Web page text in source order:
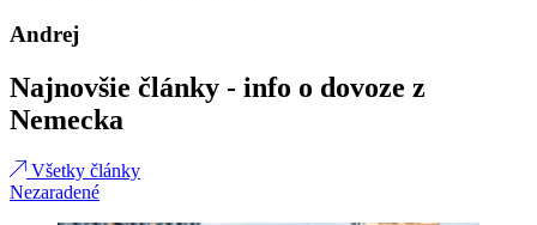
Andrej
Najnovšie články - info o dovoze z
Nemecka
Všetky články
Nezaradené